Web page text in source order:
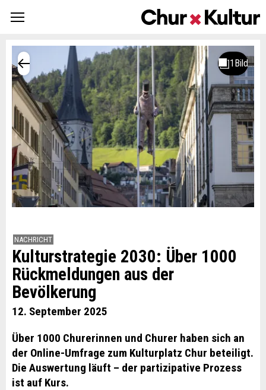
NACHRICHT
Kulturstrategie 2030: Über 1000
Rückmeldungen aus der
Bevölkerung
12. September 2025
Über 1000 Churerinnen und Churer haben sich an
der Online-Umfrage zum Kulturplatz Chur beteiligt.
Die Auswertung läuft – der partizipative Prozess
ist auf Kurs.